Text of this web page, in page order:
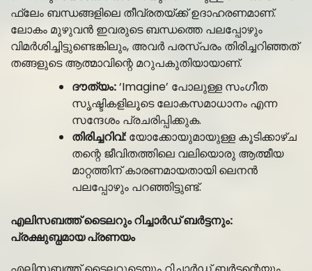
ഫ്ലേം ബന്ധങ്ങളിലെ തീവ്രതയ്ക്ക് ഉദാഹരണമാണ്.
ലോകം മുഴുവൻ ഇവരുടെ ബന്ധത്തെ പലപ്പോഴും
വിമർശിച്ചിട്ടുണ്ടെങ്കിലും, അവർ പരസ്പരം തിരിച്ചറിഞ്ഞത്
തങ്ങളുടെ ആത്മാവിന്റെ മറുപകുതിയായാണ്.
ദൗത്യം:‘Imagine’ പോലുള്ള സംഗീത
സൃഷ്ടികളിലൂടെ ലോകസമാധാനം എന്ന
സന്ദേശം പ്രചരിപ്പിക്കുക.
തിരിച്ചറിവ്: യോക്കോയുമായുള്ള കൂടിക്കാഴ്ച
തന്റെ ജീവിതത്തിലെ വലിയൊരു ആത്മീയ
മാറ്റത്തിന് കാരണമായതായി ലെനൻ
പലപ്പോഴും പറഞ്ഞിട്ടുണ്ട്.
എലിസബത്ത് ടൈലറും റിച്ചാർഡ് ബർട്ടനും:
പ്രക്ഷുബ്ധമായ പ്രണയം